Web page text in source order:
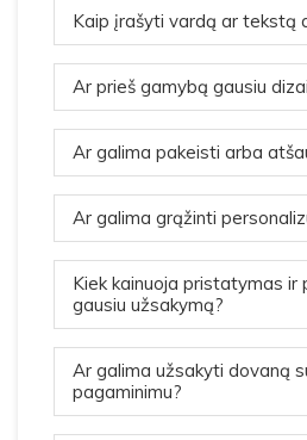
Kaip įrašyti vardą ar tekstą
Ar prieš gamybą gausiu
Ar galima pakeisti arba
Ar galima grąžinti
Kiek kainuoja pristatymas ir
gausiu užsakymą?
Ar galima užsakyti dovaną
pagaminimu?